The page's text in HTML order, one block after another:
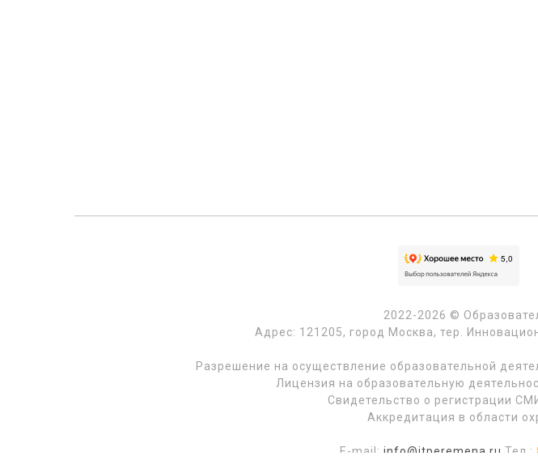
2022-2026 ©
Адрес: 121205, город Москва, тер.
Разрешение на осуществление образовательной
Лицензия на образовательную
Свидетельство о регистрации
Аккредитация в области
E-mail: info@itperemena.ru Тел.: